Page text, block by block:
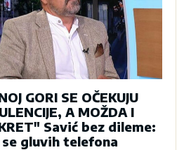
GORI SE OČEKUJU
A MOŽDA I
Savić bez dileme:
gluvih telefona